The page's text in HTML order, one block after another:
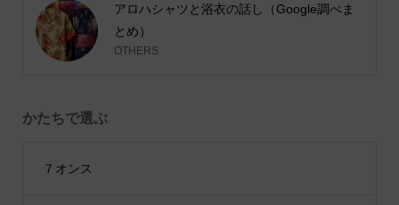
アロハシャツと浴衣の話し（Google調べま
とめ）
OTHERS
かたちで選ぶ
７オンス